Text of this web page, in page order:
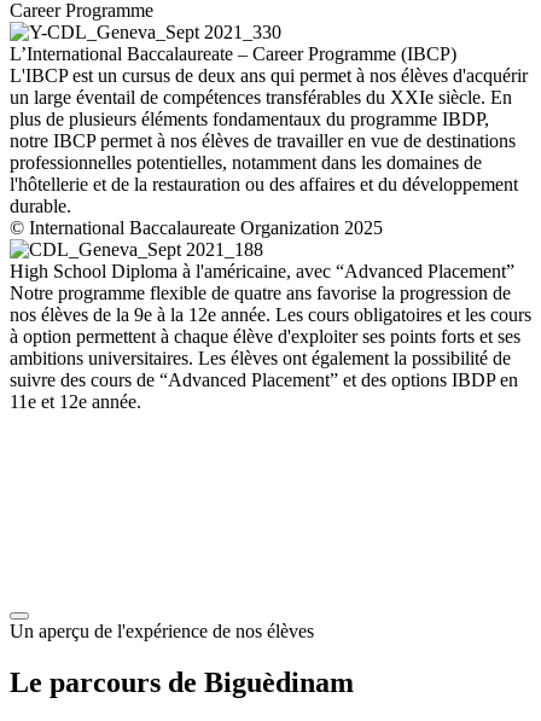
Career Programme
L’International Baccalaureate – Career Programme (IBCP)
L'IBCP est un cursus de deux ans qui permet à nos élèves d'acquérir
un large éventail de compétences transférables du XXIe siècle. En
plus de plusieurs éléments fondamentaux du programme IBDP,
notre IBCP permet à nos élèves de travailler en vue de destinations
professionnelles potentielles, notamment dans les domaines de
l'hôtellerie et de la restauration ou des affaires et du développement
durable.
© International Baccalaureate Organization 2025
High School Diploma à l'américaine, avec “Advanced Placement”
Notre programme flexible de quatre ans favorise la progression de
nos élèves de la 9e à la 12e année. Les cours obligatoires et les cours
à option permettent à chaque élève d'exploiter ses points forts et ses
ambitions universitaires. Les élèves ont également la possibilité de
suivre des cours de “Advanced Placement” et des options IBDP en
11e et 12e année.
Un aperçu de l'expérience de nos élèves
Le parcours de Biguèdinam